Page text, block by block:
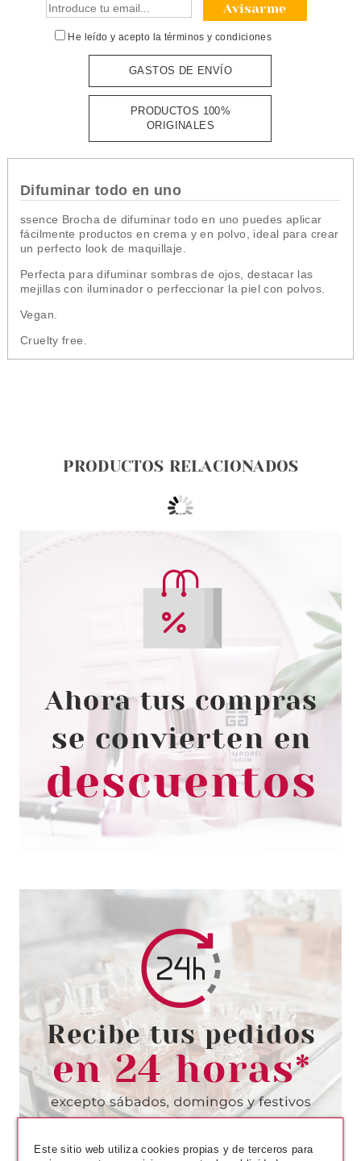
Avisarme
He leído y acepto la términos y condiciones
GASTOS DE ENVÍO
PRODUCTOS 100%
ORIGINALES
Difuminar todo en uno
ssence Brocha de difuminar todo en uno puedes aplicar
fácilmente productos en crema y en polvo, ideal para crear
un perfecto look de maquillaje.
Perfecta para difuminar sombras de ojos, destacar las
mejillas con iluminador o perfeccionar la piel con polvos.
Vegan.
Cruelty free.
PRODUCTOS RELACIONADOS
ESSENCE
ESSENCE ALICE IN
WONDERLAND PINCEL PARA
DIFUMINAR SOMBRAS DE OJOS
Pvr 3.79€
-14%
desde
3.27€
ESSENCE
ESSENCE SEPARADOR DE
DEDOS ALOHA, BABES!
Pvr 3.79€
-17%
desde
3.15€
Este sitio web utiliza cookies propias y de terceros para